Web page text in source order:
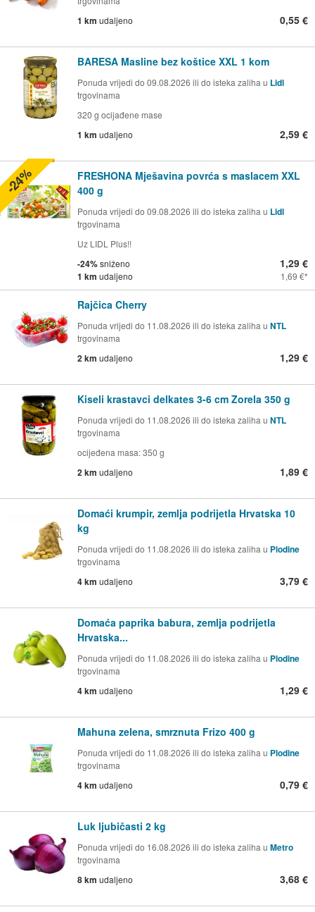
1 km udaljeno 0,55 €
BARESA Masline bez koštice XXL 1 kom
Ponuda vrijedi do 09.08.2026 ili do isteka zaliha u Lidl
trgovinama
320 g ocijađene mase
1 km udaljeno 2,59 €
FRESHONA Mješavina povrća s maslacem XXL
400 g
Ponuda vrijedi do 09.08.2026 ili do isteka zaliha u Lidl
trgovinama
Uz LIDL Plus!!
-24%sniženo
1 km udaljeno
1,29 €
1,69 €
-24%
Rajčica Cherry
Ponuda vrijedi do 11.08.2026 ili do isteka zaliha u NTL
trgovinama
2 km udaljeno 1,29 €
Kiseli krastavci delkates 3-6 cm Zorela 350 g
Ponuda vrijedi do 11.08.2026 ili do isteka zaliha u NTL
trgovinama
ocijeđena masa: 350 g
2 km udaljeno 1,89 €
Domaći krumpir, zemlja podrijetla Hrvatska 10
kg
Ponuda vrijedi do 11.08.2026 ili do isteka zaliha u Plodine
trgovinama
4 km udaljeno 3,79 €
Domaća paprika babura, zemlja podrijetla
Hrvatska...
Ponuda vrijedi do 11.08.2026 ili do isteka zaliha u Plodine
trgovinama
4 km udaljeno 1,29 €
Mahuna zelena, smrznuta Frizo 400 g
Ponuda vrijedi do 11.08.2026 ili do isteka zaliha u Plodine
trgovinama
4 km udaljeno 0,79 €
Luk ljubičasti 2 kg
Ponuda vrijedi do 16.08.2026 ili do isteka zaliha u Metro
trgovinama
8 km udaljeno 3,68 €